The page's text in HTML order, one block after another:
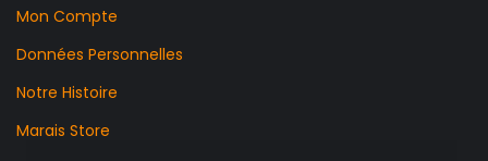
Mon Compte
Données Personnelles
Notre Histoire
Marais Store